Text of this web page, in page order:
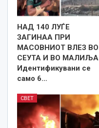
НАД 140 ЛУЃЕ
ЗАГИНАА ПРИ
МАСОВНИОТ ВЛЕЗ ВО
СЕУТА И ВО МАЛИЉА
Идентификувани се
само 6…
СВЕТ